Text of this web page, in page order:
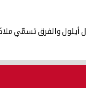
أيلول والفرق تسمّي